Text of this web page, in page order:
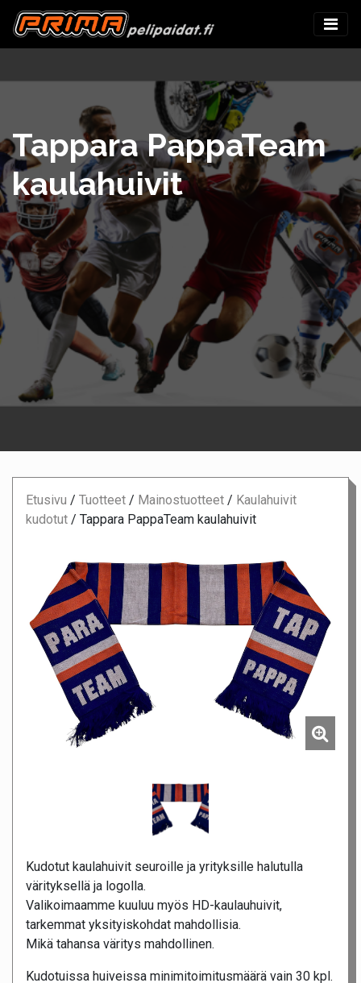
Tappara PappaTeam
kaulahuivit
Etusivu / Tuotteet / Mainostuotteet / Kaulahuivit
kudotut / Tappara PappaTeam kaulahuivit
Kudotut kaulahuivit seuroille ja yrityksille halutulla
värityksellä ja logolla.
Valikoimaamme kuuluu myös HD-kaulauhuivit,
tarkemmat yksityiskohdat mahdollisia.
Mikä tahansa väritys mahdollinen.
Kudotuissa huiveissa minimitoimitusmäärä vain 30 kpl.